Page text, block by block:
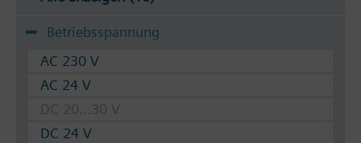
Betriebsspannung
AC 230 V
AC 24 V
DC 20...30 V
DC 24 V